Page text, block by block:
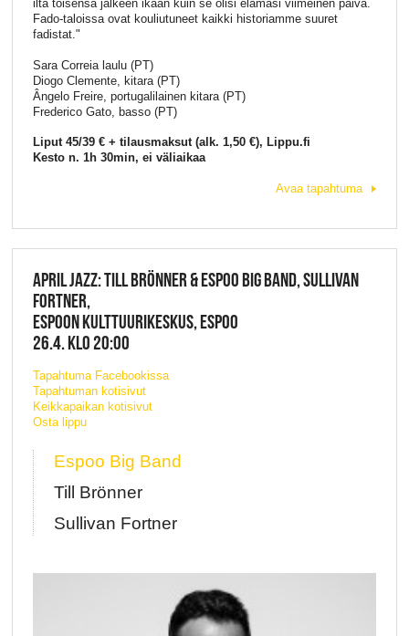
ilta toisensa jälkeen ikään kuin se olisi elämäsi viimeinen päivä.
Fado-taloissa ovat kouliutuneet kaikki historiamme suuret
fadistat."
Sara Correia laulu (PT)
Diogo Clemente, kitara (PT)
Ângelo Freire, portugalilainen kitara (PT)
Frederico Gato, basso (PT)
Liput 45/39 € + tilausmaksut (alk. 1,50 €), Lippu.fi
Kesto n. 1h 30min, ei väliaikaa
Avaa tapahtuma
APRIL JAZZ: TILL BRÖNNER & ESPOO BIG BAND, SULLIVAN
FORTNER,
ESPOON KULTTUURIKESKUS, ESPOO
26.4. KLO 20:00
Tapahtuma Facebookissa
Tapahtuman kotisivut
Keikkapaikan kotisivut
Osta lippu
Espoo Big Band
Till Brönner
Sullivan Fortner